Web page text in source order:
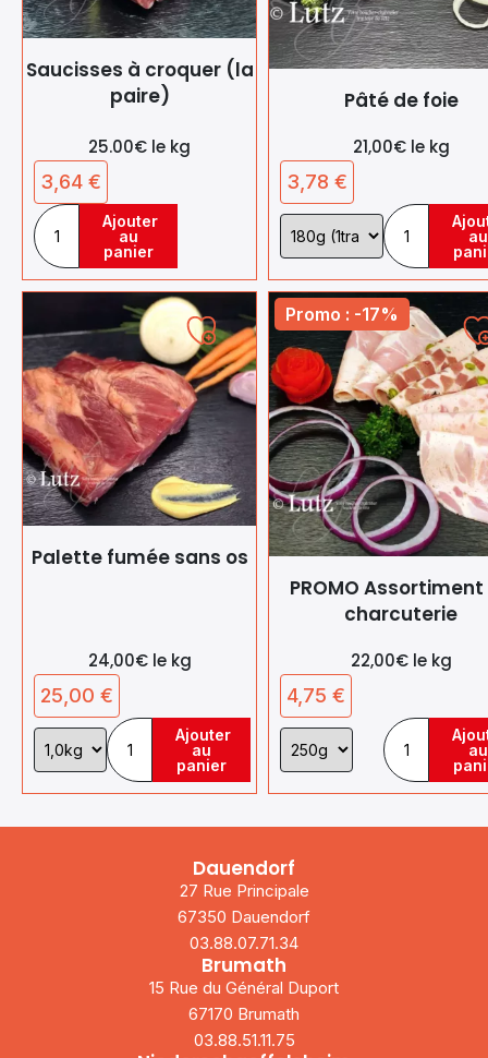
Saucisses à croquer (la
paire)
25.00€ le kg
3,64 €
Ajouter
au
panier
Pâté de foie
21,00€ le kg
3,78 €
Choix
de
la
variation
au
Palette fumée sans os
24,00€ le kg
25,00 €
Choix
de
la
Ajouter
au
panier
Ajouter
à
ma
liste
Promo : -17%
PROMO
charcuterie
22,00€ le kg
4,75 €
Choix
de
la
au
à
Dauendorf
27 Rue Principale
67350 Dauendorf
03.88.07.71.34
Brumath
15 Rue du Général Duport
67170 Brumath
03.88.51.11.75